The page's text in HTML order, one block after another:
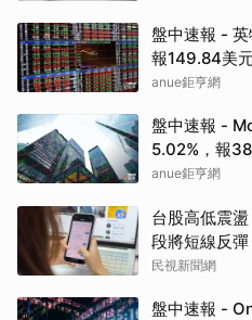
盤中速報 -
報149.84美
anue鉅亨網
盤中速報 -
5.02%，報
anue鉅亨網
台股高低震
段將短線反彈
民視新聞網
盤中速報 -